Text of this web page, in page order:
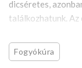
dicséretes,
találkozhatunk. Az
Fogyókúra